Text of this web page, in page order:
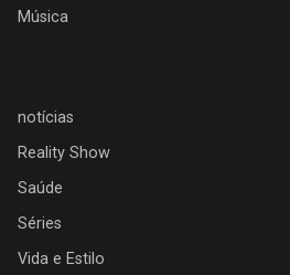
Música
notícias
Reality Show
Saúde
Séries
Vida e Estilo